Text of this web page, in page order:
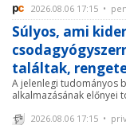
2026.08.06 17:15 •
Súlyos, ami
találtak,
A jelenlegi tudományos
alkalmazásának előnyei
2026.08.06 17:15 •